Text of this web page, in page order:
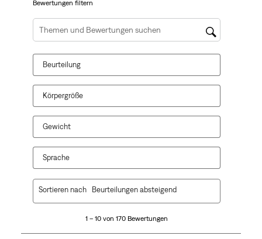
Aktion
wird
das
Eingabeformular
geöffnet.
Aktion
wird
das
Eingabeformular
geöffnet.
wird
das
Eingabeformular
geöffnet.
wird
das
Eingabeformular
geöffnet.
wird
Eingabeformular
geöffnet.
Bewertungen filtern
Suchthemen und Bewertungen Suchregion
Beurteilung
Körpergröße
Gewicht
Sprache
170
1 – 10 von 170 Bewertungen
Sortieren nach Beurteilungen absteigend